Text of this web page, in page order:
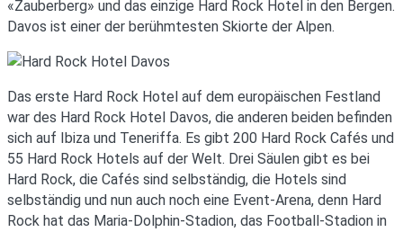
«Zauberberg» und das einzige Hard Rock Hotel in den Bergen.
Davos ist einer der berühmtesten Skiorte der Alpen.
Das erste Hard Rock Hotel auf dem europäischen Festland
war des Hard Rock Hotel Davos, die anderen beiden befinden
sich auf Ibiza und Teneriffa. Es gibt 200 Hard Rock Cafés und
55 Hard Rock Hotels auf der Welt. Drei Säulen gibt es bei
Hard Rock, die Cafés sind selbständig, die Hotels sind
selbständig und nun auch noch eine Event-Arena, denn Hard
Rock hat das Maria-Dolphin-Stadion, das Football-Stadion in